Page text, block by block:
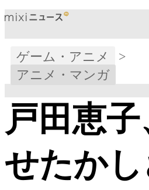
ゲーム・アニメ
>
アニメ・マンガ
戸田恵
せたかし